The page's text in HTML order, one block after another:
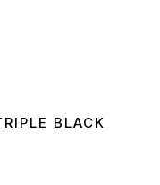
BLACK